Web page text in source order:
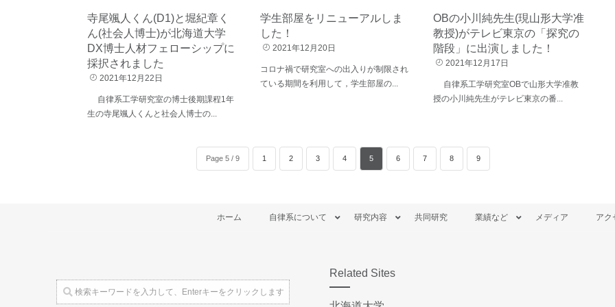
寺尾颯人くん(D1)と堀紀章く
ん(社会人博士)が北海道大学
DX博士人材フェローシップに
採択されました
2021年12月22日
自律系工学研究室の博士後期課程1年
生の寺尾颯人くんと社会人博士の...
学生部屋をリニューアルしま
した！
2021年12月20日
コロナ禍で研究室への出入りが制限され
ている期間を利用して，学生部屋の...
OBの小川純先生(現山形大学准
教授)がテレビ東京の「探究の
階段」に出演しました！
2021年12月17日
自律系工学研究室OBで山形大学准教
授の小川純先生がテレビ東京の番...
Page 5 / 9 1 2 3 4 5 6 7 8 9
ホーム 自律系について 研究内容 共同研究 業績など メディア アク
Related Sites